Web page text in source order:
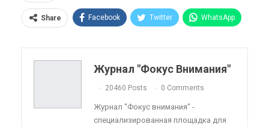
Share Facebook Twitter WhatsApp
Telegram VK Viber
Linkedin Tumblr
Журнал "Фокус Внимания"
20460 Posts 0 Comments
Журнал "Фокус внимания" -
специализированная площадка для